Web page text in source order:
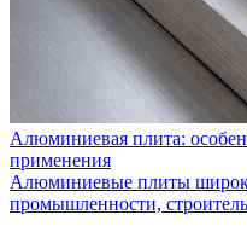
Алюминиевая плита:
применения
Алюминиевые плиты
промышленности,